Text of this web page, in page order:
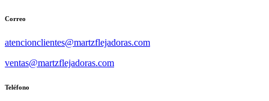
Correo
atencionclientes@martzflejadoras.com
ventas@martzflejadoras.com
Teléfono